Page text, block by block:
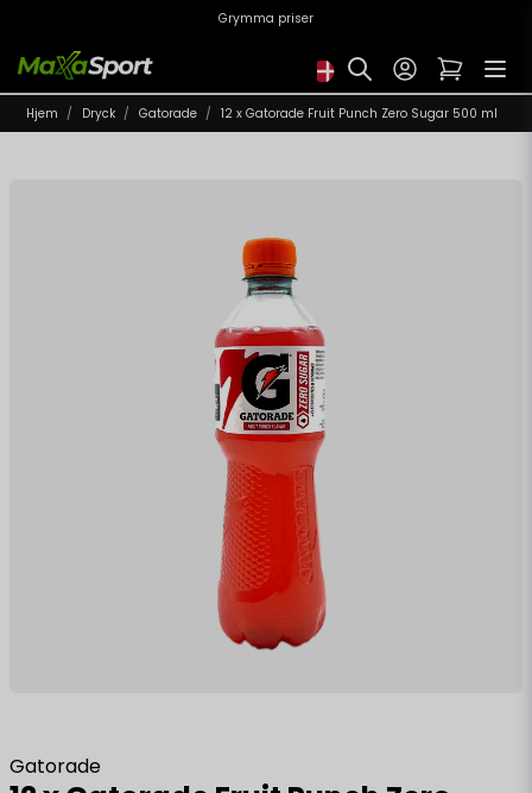
Grymma priser
Hjem Dryck Gatorade 12 x Gatorade Fruit Punch Zero Sugar 500 ml
Gatorade